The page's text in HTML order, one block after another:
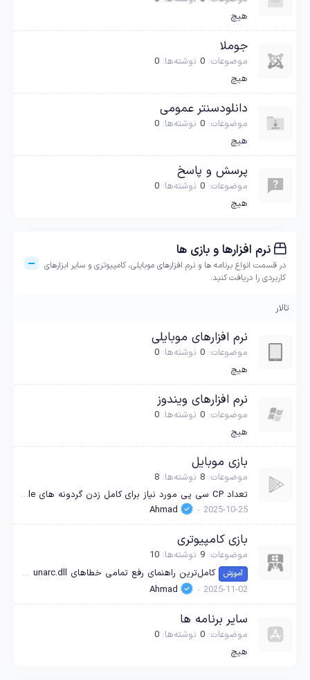
هیچ
جوملا
موضوعات 0 نوشته‌ها 0
هیچ
دانلودسنتر عمومی
موضوعات 0 نوشته‌ها 0
هیچ
پرسش و پاسخ
موضوعات 0 نوشته‌ها 0
هیچ
نرم افزارها و بازی ها
در قسمت انواع برنامه ها و نرم افزارهای موبایلی، کامپیوتری و سایر ابزارهای
کاربردی را دریافت کنید.
تالار
نرم افزارهای موبایلی
موضوعات 0 نوشته‌ها 0
هیچ
نرم افزارهای ویندوز
موضوعات 0 نوشته‌ها 0
هیچ
بازی موبایل
موضوعات 8 نوشته‌ها 8
تعداد CP سی پی مورد نیاز برای کامل زدن گردونه های Call of Duty Mobile در تمام ریجن ها
2025-10-25
Ahmad
بازی کامپیوتری
موضوعات 9 نوشته‌ها 10
آموزش
کامل‌ترین راهنمای رفع تمامی خطاهای unarc.dll و IsDone.dll هنگام نصب بازی‌های ریپک FitGirl و Dodi
2025-11-02
Ahmad
سایر برنامه ها
موضوعات 0 نوشته‌ها 0
هیچ